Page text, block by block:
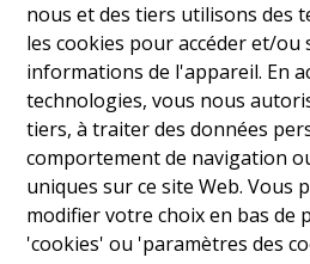
nous et des tiers utilisons des
les cookies pour accéder et/ou
informations de l'appareil. En
technologies, vous nous
tiers, à traiter des données
comportement de navigation
uniques sur ce site Web. Vous
modifier votre choix en bas de
'cookies' ou 'paramètres des
Philippeville
Rue de France, 37
Lu
14h-17h
Ma
9h-12h 14h-17h
Mer
9h-12h 14h-17h
Je
9h-12h 14h-17h